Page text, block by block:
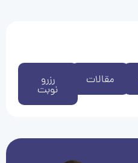
رزرو
نوبت
مقالات